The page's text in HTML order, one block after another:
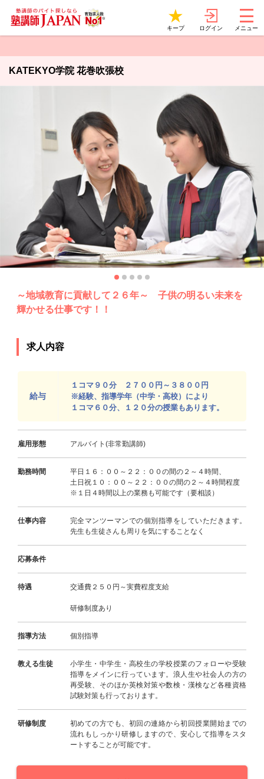
キープ ログイン メニュー
KATEKYO学院 花巻吹張校
～地域教育に貢献して２６年～ 子供の明るい未来を
輝かせる仕事です！！
求人内容
給与
１コマ９０分 ２７００円～３８００円
※経験、指導学年（中学・高校）により
１コマ６０分、１２０分の授業もあります。
雇用形態 アルバイト(非常勤講師)
勤務時間
平日１６：００～２２：００の間の２～４時間、
土日祝１０：００～２２：００の間の２～４時間程度
※１日４時間以上の業務も可能です（要相談）
仕事内容
完全マンツーマンでの個別指導をしていただきます。
先生も生徒さんも周りを気にすることなく
応募条件
待遇 交通費２５０円～実費程度支給
研修制度あり
指導方法 個別指導
教える生徒
小学生・中学生・高校生の学校授業のフォローや受験
指導をメインに行っています。浪人生や社会人の方の
再受験、そのほか英検対策や数検・漢検など各種資格
試験対策も行っております。
研修制度
初めての方でも、初回の連絡から初回授業開始までの
流れもしっかり研修しますので、安心して指導をスタ
ートすることが可能です。